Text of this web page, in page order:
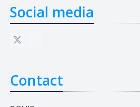
Social media
Contact